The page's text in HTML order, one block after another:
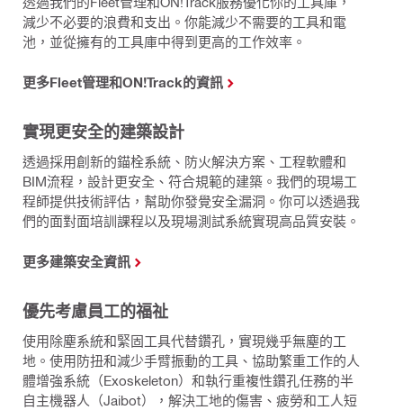
減少不必要的浪費和支出。你能減少不需要的工具和電
池，並從擁有的工具庫中得到更高的工作效率。
更多Fleet管理和ON!Track的資訊
實現更安全的建築設計
透過採用創新的錨栓系統、防火解決方案、工程軟體和
BIM流程，設計更安全、符合規範的建築。我們的現場工
程師提供技術評估，幫助你發覺安全漏洞。你可以透過我
們的面對面培訓課程以及現場測試系統實現高品質安裝。
更多建築安全資訊
優先考慮員工的福祉
使用除塵系統和緊固工具代替鑽孔，實現幾乎無塵的工
地。使用防扭和減少手臂振動的工具、協助繁重工作的人
體增強系統（Exoskeleton）和執行重複性鑽孔任務的半
自主機器人（Jaibot），解決工地的傷害、疲勞和工人短